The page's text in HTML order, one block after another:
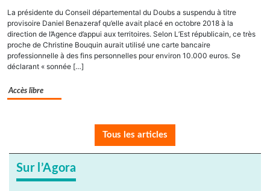
La présidente du Conseil départemental du Doubs a suspendu à titre
provisoire Daniel Benazeraf qu’elle avait placé en octobre 2018 à la
direction de l’Agence d’appui aux territoires. Selon L’Est républicain, ce très
proche de Christine Bouquin aurait utilisé une carte bancaire
professionnelle à des fins personnelles pour environ 10.000 euros. Se
déclarant « sonnée […]
Accès libre
Tous les articles
Sur l’Agora